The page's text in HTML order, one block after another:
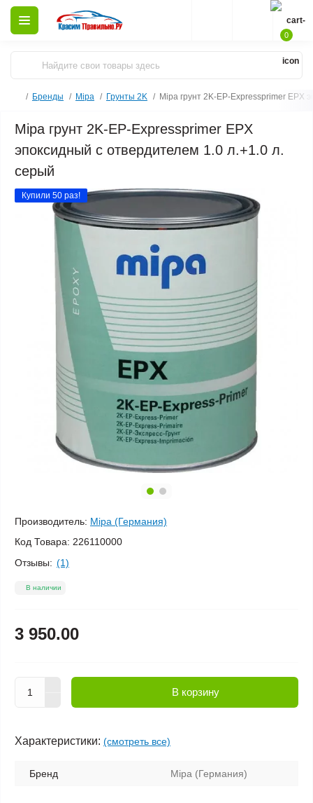
0
Бренды Mipa Грунты 2K Mipa грунт 2K-EP-Expressprimer EPX
Mipa грунт 2K-EP-Expressprimer EPX
эпоксидный с отвердителем 1.0 л.+1.0 л.
серый
Купили 50 раз!
Производитель: Mipa (Германия)
Код Товара: 226110000
Отзывы: (1)
В наличии
3 950.00
В корзину
Характеристики: (смотреть все)
Бренд Mipa (Германия)